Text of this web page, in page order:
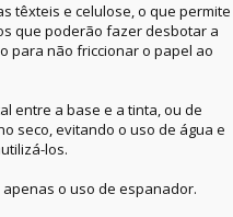
têxteis e celulose, o que permite
que poderão fazer desbotar a
para não friccionar o papel ao
entre a base e a tinta, ou de
seco, evitando o uso de água e
los.
o uso de espanador.